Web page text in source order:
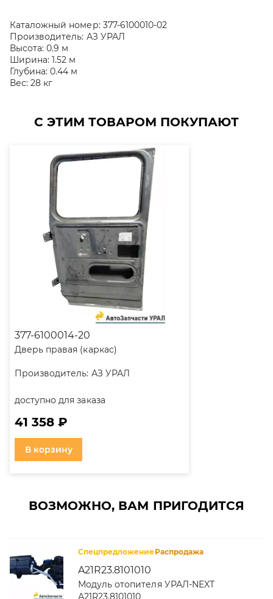
Каталожный номер: 377-6100010-02
Производитель: АЗ УРАЛ
Высота: 0.9 м
Ширина: 1.52 м
Глубина: 0.44 м
Вес: 28 кг
С ЭТИМ ТОВАРОМ ПОКУПАЮТ
377-6100014-20
Дверь правая (каркас)
Производитель: АЗ УРАЛ
доступно для заказа
41 358 ₽
В корзину
ВОЗМОЖНО, ВАМ ПРИГОДИТСЯ
СпецпредложениеРаспродажа
A21R23.8101010
Модуль отопителя УРАЛ-NEXT
А21R23.8101010